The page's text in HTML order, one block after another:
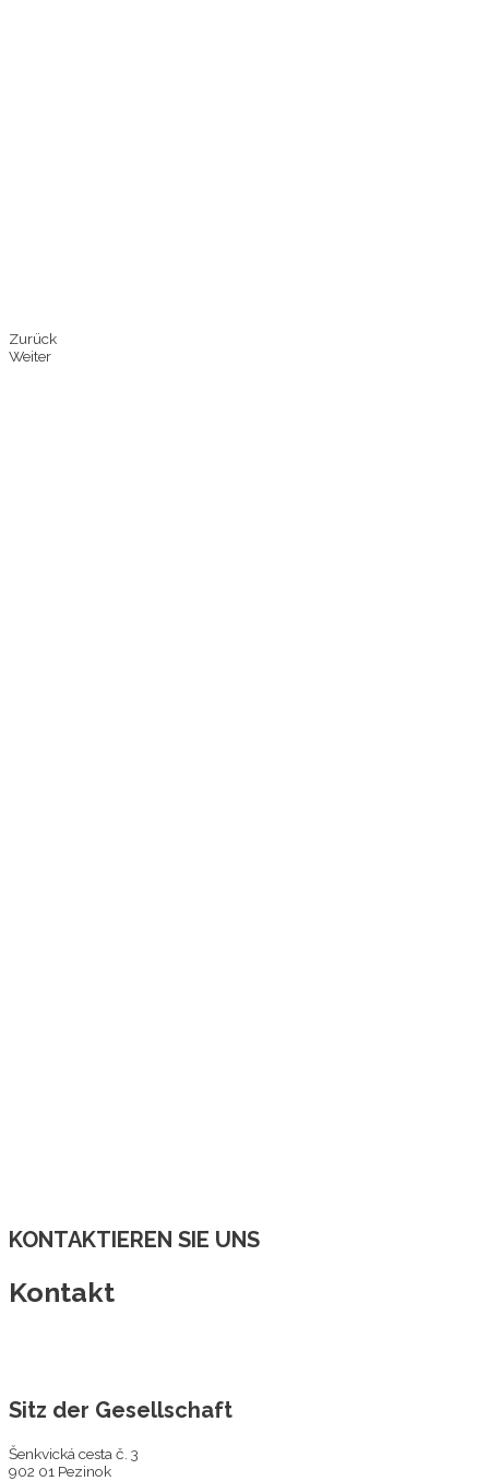
Zurück
Weiter
KONTAKTIEREN SIE UNS
Kontakt
Sitz der Gesellschaft
Šenkvická cesta č. 3
902 01 Pezinok